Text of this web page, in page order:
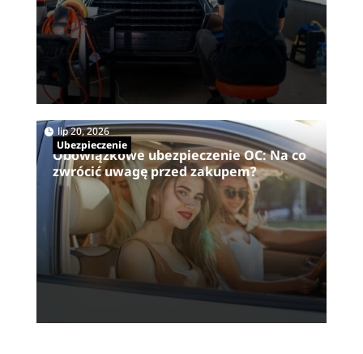
Obowiązkowe ubezpieczenie OC: Na co
zwrócić uwagę przed zakupem?
lip 20, 2026|
Ubezpieczenie